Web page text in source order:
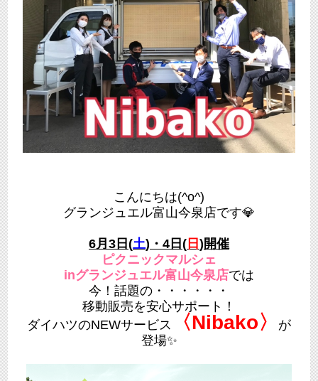
こんにちは(^o^)
グランジュエル富山今泉店です💎
6月3日(土)・4日( 日 )開催
ピクニックマルシェ
inグランジュエル富山今泉店では
今！話題の・・・・・・
移動販売を安心サポート！
ダイハツのNEWサービス
〈Nibako〉
が
登場✨